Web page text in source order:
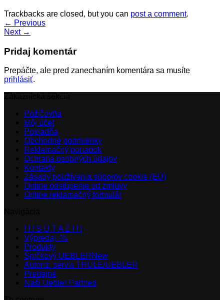
Trackbacks are closed, but you can post a comment.
← Previous
Next →
Pridaj komentár
Prepáčte, ale pred zanechaním komentára sa musíte
prihlásiť.
Požičovňa
Môj účet
Pokladňa
Obchodné podmienky
Reklamačný poriadok
Ochrana osobných údajov
Kontakty
Zásady používania súborov cookie (EÚ)
Online odstúpenie od zmluvy
Online reklamačný formulár
! ! ! S Ú Ť A Ž ! ! !
Výpredaj -%
Produkty
Špičkový UEBLER
Autoriz. servis THULE/UEBLER
Predajne
Naši Uebler Partneri